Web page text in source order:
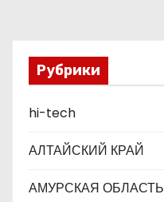
з
а
п
и
с
Рубрики
hi-tech
АЛТАЙСКИЙ КРАЙ
АМУРСКАЯ ОБЛАСТЬ